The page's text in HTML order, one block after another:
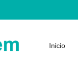
Inicio